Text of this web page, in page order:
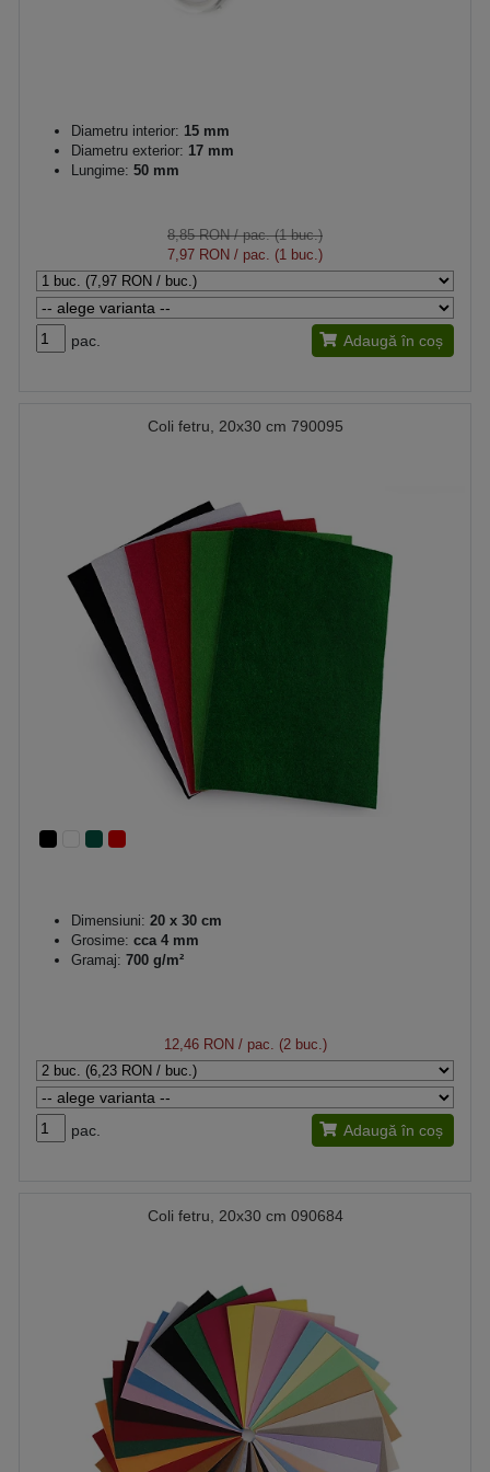
Diametru interior: 15 mm
Diametru exterior: 17 mm
Lungime: 50 mm
8,85 RON/ pac. (1 buc.)
7,97 RON / pac. (1 buc.)
pac. Adaugă în coș
Coli fetru, 20x30 cm 790095
Dimensiuni: 20 x 30 cm
Grosime: cca 4 mm
Gramaj: 700 g/m²
12,46 RON/ pac. (2 buc.)
pac. Adaugă în coș
Coli fetru, 20x30 cm 090684